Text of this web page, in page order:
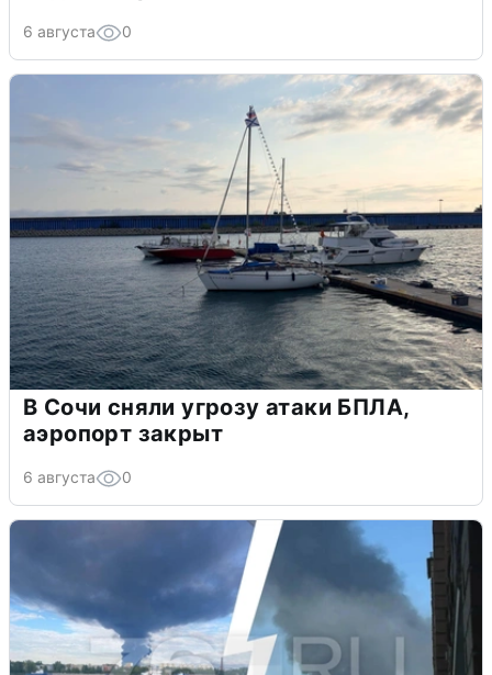
6 августа 0
В Сочи сняли угрозу атаки БПЛА,
аэропорт закрыт
6 августа 0